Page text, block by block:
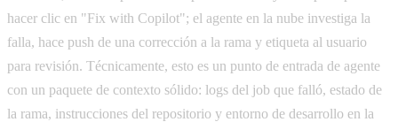
hacer clic en "Fix with Copilot"; el agente en la nube investiga la
falla, hace push de una corrección a la rama y etiqueta al usuario
para revisión. Técnicamente, esto es un punto de entrada de agente
con un paquete de contexto sólido: logs del job que falló, estado de
la rama, instrucciones del repositorio y entorno de desarrollo en la